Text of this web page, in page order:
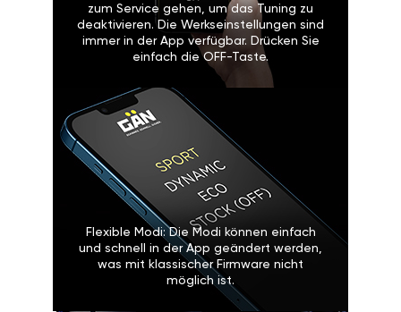
zum Service gehen, um das Tuning zu
deaktivieren. Die Werkseinstellungen sind
immer in der App verfügbar. Drücken Sie
einfach die OFF-Taste.
Flexible Modi: Die Modi können einfach
und schnell in der App geändert werden,
was mit klassischer Firmware nicht
möglich ist.